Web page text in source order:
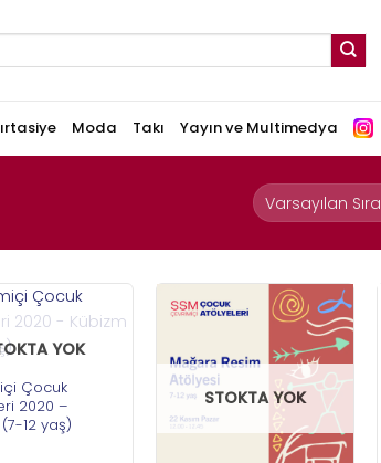
Moda Takı Yayın ve Multimedya
YOK
Çocuk
2020 –
12 yaş)
STOKTA YOK